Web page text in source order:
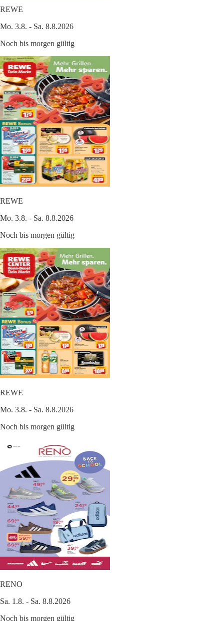
REWE
Mo. 3.8. - Sa. 8.8.2026
Noch bis morgen gültig
REWE
Mo. 3.8. - Sa. 8.8.2026
Noch bis morgen gültig
REWE
Mo. 3.8. - Sa. 8.8.2026
Noch bis morgen gültig
RENO
Sa. 1.8. - Sa. 8.8.2026
Noch bis morgen gültig